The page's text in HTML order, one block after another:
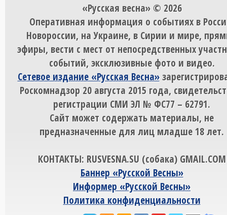
«Русская весна» © 2026
Оперативная информация о событиях в
Новороссии, на Украине, в Сирии и мире,
эфиры, вести с мест от непосредственных
событий, эксклюзивные фото и видео.
Сетевое издание «Русская Весна»
Роскомнадзор 20 августа 2015 года,
регистрации СМИ ЭЛ № ФС77 – 62791.
Сайт может содержать материалы, не
предназначенные для лиц младше 18 лет.
КОНТАКТЫ: RUSVESNA.SU (собака) GMAIL.COM
Баннер «Русской Весны»
Информер «Русской Весны»
Политика конфиденциальности